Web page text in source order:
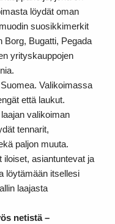
löydät oman
suosikkimerkit
Borg, Bugatti, Pegada
yrityskauppojen
Valikoimassa
että laukut.
valikoiman
tennarit,
paljon muuta.
asiantuntevat ja
löytämään itsellesi
laajasta
netistä –